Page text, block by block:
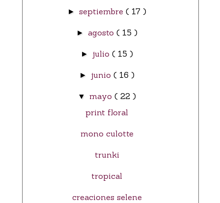
► septiembre ( 17 )
► agosto ( 15 )
► julio ( 15 )
► junio ( 16 )
▼ mayo ( 22 )
print floral
mono culotte
trunki
tropical
creaciones selene